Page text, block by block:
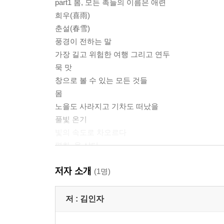
part1 봄, 모든 촉들의 이름은 애련
희우(喜雨)
춘설(春雪)
풍경이 전하는 말
가장 길고 위험한 여행 그리고 연두
묵 맛
창으로 볼 수 있는 모든 것들
몸
노을도 사라지고 기차도 떠났을
풀빛 온기
평화, 옴 샨티
새벽 3시
상처받을 수 있는 능력에 감사
욕망과 연애편지
저자 소개 (1명)
저 : 김인자